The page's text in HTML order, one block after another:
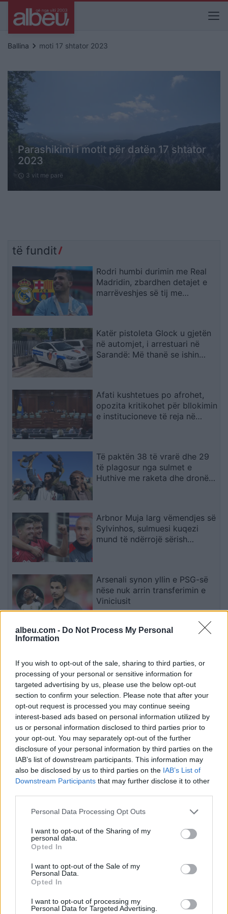
albeu.com - Do Not Process My Personal
Information
If you wish to opt-out of the sale, sharing to third parties, or
processing of your personal or sensitive information for
targeted advertising by us, please use the below opt-out
section to confirm your selection. Please note that after your
opt-out request is processed you may continue seeing
interest-based ads based on personal information utilized by
us or personal information disclosed to third parties prior to
your opt-out. You may separately opt-out of the further
disclosure of your personal information by third parties on the
IAB’s list of downstream participants. This information may
also be disclosed by us to third parties on the IAB’s List of
Downstream Participants that may further disclose it to other
Personal Data Processing Opt Outs
I want to opt-out of the Sharing of my
personal data.
Opted In
I want to opt-out of the Sale of my
Personal Data.
Opted In
I want to opt-out of processing my
Personal Data for Targeted Advertising.
Ballina keyboard_arrow_right moti 17 shtator 2023
Parashikimi i motit për datën 17 shtator
2023
schedule 3 vit me parë
të fundit
Rodri humbi durimin me Real
Madridin, zbardhen detajet e
marrëveshjes së tij me
Katër pistoleta Glock u gjetën
në automjet, i arrestuari në
Sarandë: Më thanë se ishin
Afati kushtetues po afrohet,
opozita kritikohet për bllokimin
e institucioneve të reja në
Të paktën 38 të vrarë dhe 29
të plagosur nga sulmet e
Huthive me raketa dhe dronë
Arbnor Muja larg vëmendjes së
Sylvinhos, sulmuesi kuqezi
mund të ndërrojë sërish
Arsenali synon yllin e PSG-së
nëse nuk arrin transferimin e
Viniciusit
konsumimin e një sasie të
madhe ilaçesh
Esim for Global
Esim for USA|Esim for Italy| Esim for Spain|Esim